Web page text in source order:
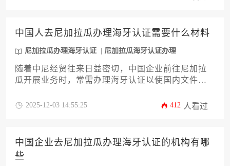
中国人去尼加拉瓜办理海牙认证需要什么材料
尼加拉瓜办理海牙认证 尼加拉瓜海牙认证办理
随着中尼经贸往来日益密切，中国企业前往尼加拉
瓜开展业务时，常需办理海牙认证以使国内文件获
求，系统梳理了办理尼加拉瓜海牙认证的全流程，
范、公证翻译、外交部认证及海牙认证等关键环
节，旨在帮助企业高效完成跨境文件合规，为拓展
中美洲市场提供实用指南。
2025-12-03 14:55:25 412 人看过
中国企业去尼加拉瓜办理海牙认证的机构有哪
些